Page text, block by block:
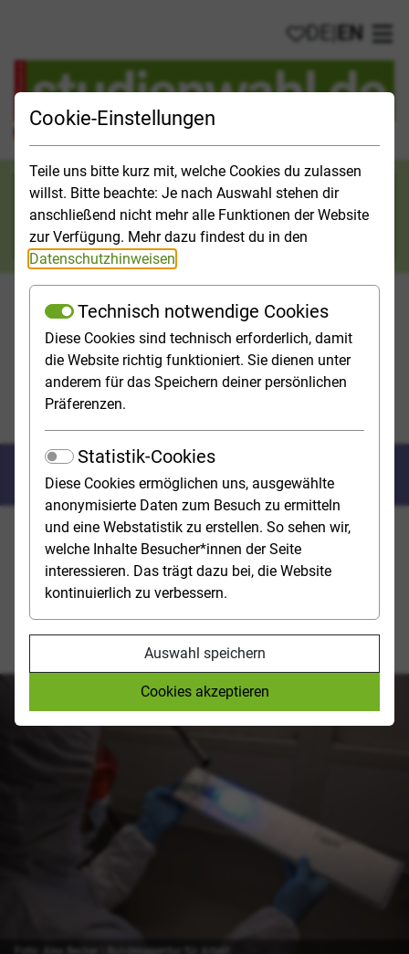
Cookie-Einstellungen
Teile uns bitte kurz mit, welche Cookies du zulassen
willst. Bitte beachte: Je nach Auswahl stehen dir
anschließend nicht mehr alle Funktionen der Website
zur Verfügung. Mehr dazu findest du in den
Datenschutzhinweisen
Technisch notwendige Cookies
Diese Cookies sind technisch erforderlich, damit
die Website richtig funktioniert. Sie dienen unter
anderem für das Speichern deiner persönlichen
Präferenzen.
Statistik-Cookies
Diese Cookies ermöglichen uns, ausgewählte
anonymisierte Daten zum Besuch zu ermitteln
und eine Webstatistik zu erstellen. So sehen wir,
welche Inhalte Besucher*innen der Seite
interessieren. Das trägt dazu bei, die Website
kontinuierlich zu verbessern.
Auswahl speichern
Cookies akzeptieren
My favorites
DE EN
Search category
Studies & Universities Study Opportunities
HomepageStudy Opportunities
Bundes­kriminalamt (BKA)
Das BKA koordiniert die Zusammenarbeit des Bundes
Bereichen Cyberkriminalität, Terrorismusbekämpfung
deutschen Polizei mit dem Ausland über das BKA.